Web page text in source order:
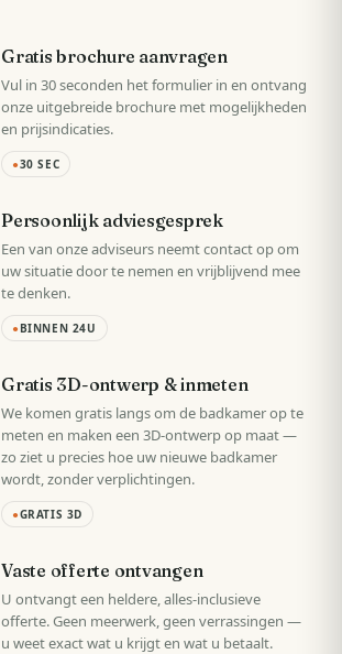
Gratis brochure aanvragen
Vul in 30 seconden het formulier in en ontvang
onze uitgebreide brochure met mogelijkheden
en prijsindicaties.
●30 SEC
Persoonlijk adviesgesprek
Een van onze adviseurs neemt contact op om
uw situatie door te nemen en vrijblijvend mee
te denken.
● BINNEN 24U
Gratis 3D-ontwerp & inmeten
We komen gratis langs om de badkamer op te
meten en maken een 3D-ontwerp op maat —
zo ziet u precies hoe uw nieuwe badkamer
wordt, zonder verplichtingen.
●GRATIS 3D
Vaste offerte ontvangen
U ontvangt een heldere, alles-inclusieve
offerte. Geen meerwerk, geen verrassingen —
u weet exact wat u krijgt en wat u betaalt.